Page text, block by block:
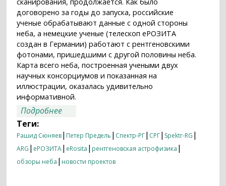
сканирования, продолжается. Как было
договорено за годы до запуска, российские
ученые обрабатывают данные с одной стороны
неба, а немецкие ученые (телескоп еРОЗИТА
создан в Германии) работают с рентгеновскими
фотонами, пришедшими с другой половины неба.
Карта всего неба, построенная учеными двух
научных консорциумов и показанная на
иллюстрации, оказалась удивительно
информативной.
Подробнее
данные телескопа еРОЗИТА на борту
орбитальной обсерватории «Спектр-
РГ»
Теги:
Рашид Сюняев| Петер Предель | Спектр-РГ| СРГ| Spektr-RG |
ARG | еРОЗИТА| eRosita | рентгеновская астрофизика |
обзоры неба | новости проектов